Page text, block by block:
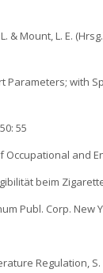
L. & Mount, L. E.
Parameters; with
55
Occupational and
beim
Publ. Corp. New
Regulation,